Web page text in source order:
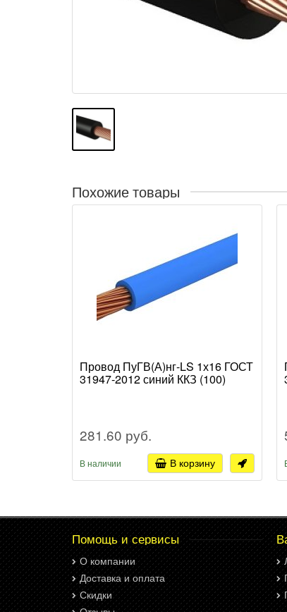
Похожие товары
Провод ПуГВ(А)нг-LS 1х16 ГОСТ
31947-2012 синий ККЗ (100)
281.60 руб.
В наличии В корзину
Помощь и сервисы
О компании
Доставка и оплата
Скидки